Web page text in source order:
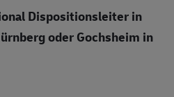
Dispositionsleiterin
oder Gochsheim in